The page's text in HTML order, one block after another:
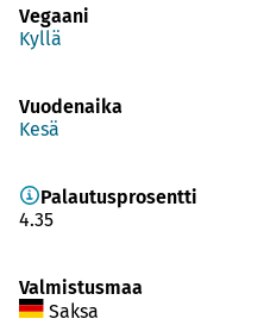
Vegaani
Kyllä
Vuodenaika
Kesä
Palautusprosentti
4.35
Valmistusmaa
Saksa